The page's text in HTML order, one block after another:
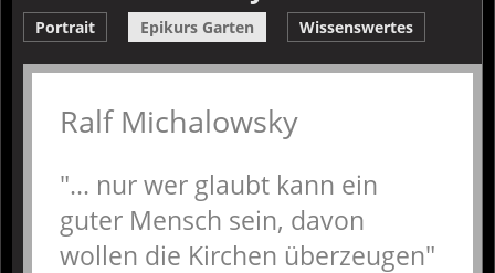
Portrait Epikurs Garten Wissenswertes
Ralf Michalowsky
... nur wer glaubt kann ein
guter Mensch sein, davon
wollen die Kirchen überzeugen